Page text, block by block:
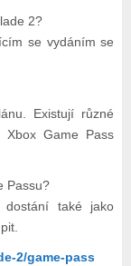
2?
se vydáním se
Existují různé
Game Pass
Passu?
dostání také jako
2/game-pass